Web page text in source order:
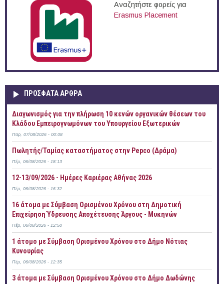
Αναζητήστε φορείς για
Erasmus Placement
ΠΡOΣΦΑΤΑ AΡΘΡΑ
Διαγωνισμός για την πλήρωση 10 κενών οργανικών θέσεων του
Κλάδου Εμπειρογνωμόνων του Υπουργείου Εξωτερικών
Παρ, 07/08/2026 - 00:08
Πωλητής/Ταμίας καταστήματος στην Pepco (Δράμα)
Πέμ, 06/08/2026 - 18:13
12-13/09/2026 - Ημέρες Καριέρας Αθήνας 2026
Πέμ, 06/08/2026 - 16:32
16 άτομα με Σύμβαση Ορισμένου Χρόνου στη Δημοτική
Επιχείρηση Ύδρευσης Αποχέτευσης Άργους - Μυκηνών
Πέμ, 06/08/2026 - 12:50
1 άτομο με Σύμβαση Ορισμένου Χρόνου στο Δήμο Νότιας
Κυνουρίας
Πέμ, 06/08/2026 - 12:35
3 άτομα με Σύμβαση Ορισμένου Χρόνου στο Δήμο Δωδώνης